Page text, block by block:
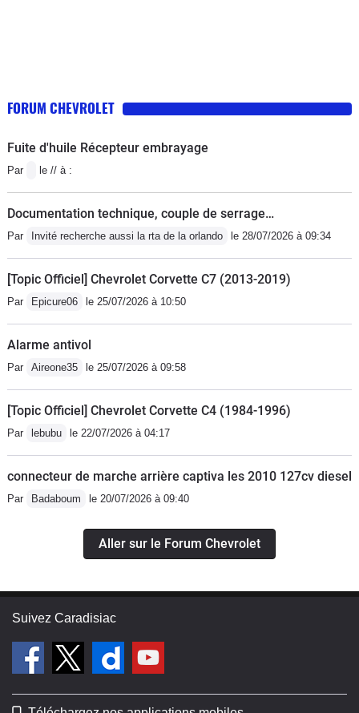
(réel) 13cv 271Nm (LA1 GM)- un autre
GM...) vers la fin de commercialisation
de l'automatique 4 rapports de très
bonne qualité (c'est du
Oldsmobile)C’est une TractionNiveau
consommation le 2.4i et le 3.4i sont
très proche9.5L pour l'un et 10.5L pour
l'autre À savoir que le v6 est de
E10" c'est un moteur propre même si à
l'origine il dérive du 2.8L des vielle
Olds, buick etc. skylak, pheonix et
dérivé. (Moteur pour
qualité malgré le son rock des que les
italien)Niveau bruit d'air que dire... bah
n'ai pas excessif.L'équipent de série
est bluffant:- jante alu-rétroviseur
automatiques AlarmeAbsErsAnti-perte
d'adhérence (préfère au terme d’anti
patinage qui ne veut rien dire)Direction
FORUM CHEVROLET
Fuite d'huile Récepteur embrayage
Par le // à :
Documentation technique, couple de serrage…
Par Invité recherche aussi la rta de la orlando le 28/07/2026 à 09:34
[Topic Officiel] Chevrolet Corvette C7 (2013-2019)
Par Epicure06 le 25/07/2026 à 10:50
Alarme antivol
Par Aireone35 le 25/07/2026 à 09:58
[Topic Officiel] Chevrolet Corvette C4 (1984-1996)
Par lebubu le 22/07/2026 à 04:17
connecteur de marche arrière captiva les 2010 127cv diesel
Par Badaboum le 20/07/2026 à 09:40
Aller sur le Forum Chevrolet
Suivez Caradisiac